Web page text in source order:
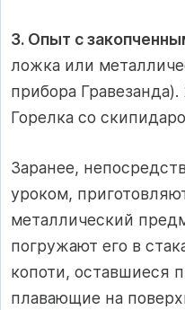
3. Опыт с
ложка или
прибора
Горелка со
Заранее,
уроком,
металлический
погружают его в
копоти, оставшиеся
плавающие на